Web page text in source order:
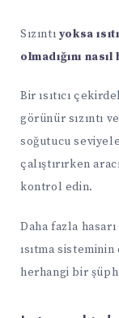
Sızıntı yoksa
olmadığını
Bir ısıtıcı
görünür sızıntı
soğutucu
çalıştırırken
kontrol edin.
Daha fazla
ısıtma sisteminin
herhangi bir